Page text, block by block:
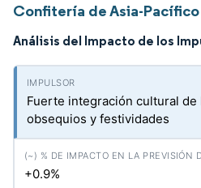
Confitería de Asia-Pacífico
Análisis del Impacto de los
Fuerte integración cultural
obsequios y festividades
+0.9%